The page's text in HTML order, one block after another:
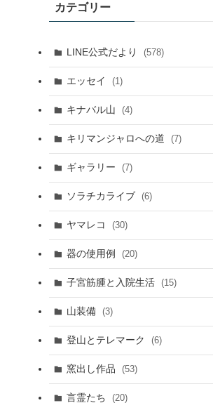
ブカテゴリー
LINE公式だより (578)
エッセイ (1)
キナバル山 (4)
キリマンジャロへの道 (7)
ギャラリー (7)
ソラチカライブ (6)
ヤマレコ (30)
器の使用例 (20)
子宮筋腫と入院生活 (15)
山装備 (3)
登山とテレマーク (6)
窯出し作品 (53)
言霊たち (20)